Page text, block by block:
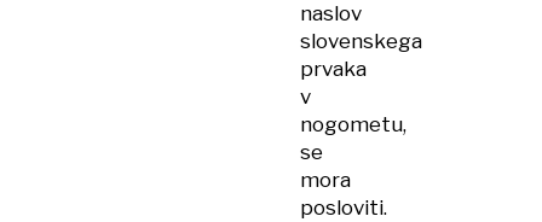
naslov
slovenskega
prvaka
v
nogometu,
se
mora
posloviti.